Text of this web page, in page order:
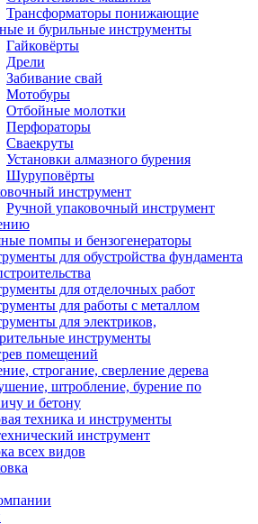
Трансформаторы понижающие
и бурильные инструменты
Гайковёрты
Дрели
Забивание свай
Мотобуры
Отбойные молотки
Перфораторы
Сваекруты
Установки алмазного бурения
Шуруповёрты
инструмент
Ручной упаковочный инструмент
помпы и бензогенераторы
для обустройства фундамента
для отделочных работ
для работы с металлом
для электриков,
инструменты
помещений
строгание, сверление дерева
штробление, бурение по
и бетону
техника и инструменты
инструмент
всех видов